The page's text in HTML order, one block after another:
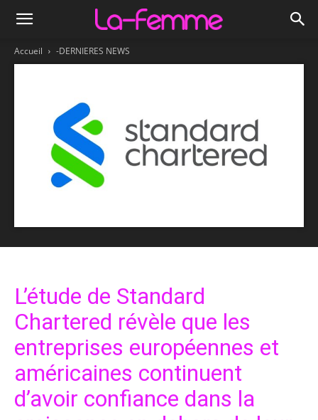
Accueil -DERNIERES NEWS
L’étude de Standard
Chartered révèle que les
entreprises européennes et
américaines continuent
d’avoir confiance dans la